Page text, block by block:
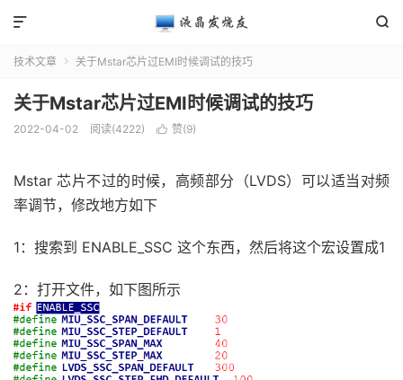


技术文章  关于Mstar芯片过EMI时候调试的技巧
关于Mstar芯片过EMI时候调试的技巧
2022-04-02 阅读(4222)  赞(9)
Mstar 芯片不过的时候，高频部分（LVDS）可以适当对频
率调节，修改地方如下
1：搜索到 ENABLE_SSC 这个东西，然后将这个宏设置成1
2：打开文件，如下图所示